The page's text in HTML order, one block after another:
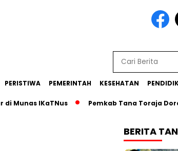
PERISTIWA PEMERINTAH KESEHATAN
IKaTNus Pemkab Tana Toraja Dorong
BERITA